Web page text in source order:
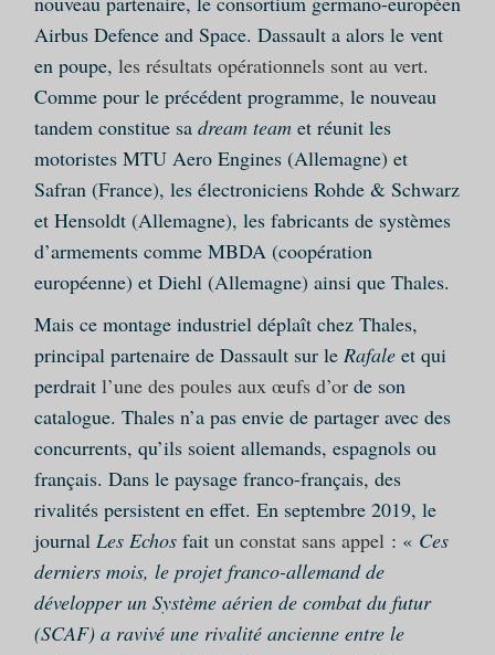
Airbus Defence and Space. Dassault a alors le vent
en poupe, les résultats opérationnels sont au vert.
Comme pour le précédent programme, le nouveau
tandem constitue sa dream teamet réunit les
motoristes MTU Aero Engines (Allemagne) et
Safran (France), les électroniciens Rohde & Schwarz
et Hensoldt (Allemagne), les fabricants de systèmes
d’armements comme MBDA (coopération
européenne) et Diehl (Allemagne) ainsi que Thales.
Mais ce montage industriel déplaît chez Thales,
principal partenaire de Dassault sur le Rafaleet qui
perdrait l’une des poules aux œufs d’orde son
catalogue. Thales n’a pas envie de partager avec des
concurrents, qu’ils soient allemands, espagnols ou
français. Dans le paysage franco-français, des
rivalités persistent en effet. En septembre 2019, le
journal Les Echosfait un constat sans appel : « Ces
derniers mois, le projet franco-allemand de
développer un Système aérien de combat du futur
(SCAF) a ravivé une rivalité ancienne entre le